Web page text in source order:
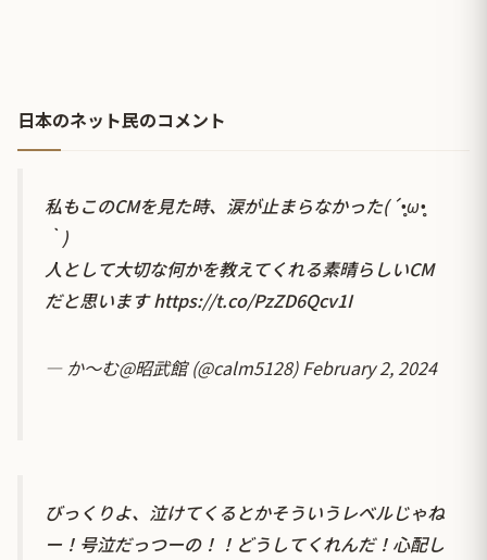
日本のネット民のコメント
私もこのCMを見た時、涙が止まらなかった(´•̥ω•̥
｀)
人として大切な何かを教えてくれる素晴らしいCM
だと思いますhttps://t.co/PzZD6Qcv1I
— か～む@昭武館 (@calm5128)February 2, 2024
びっくりよ、泣けてくるとかそういうレベルじゃね
ー！号泣だっつーの！！どうしてくれんだ！心配し